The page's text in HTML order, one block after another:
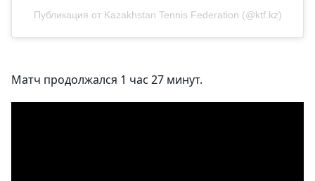
Публикация от Kazakhstan Tennis Federation (@ktf.kz)
Матч продолжался 1 час 27 минут.